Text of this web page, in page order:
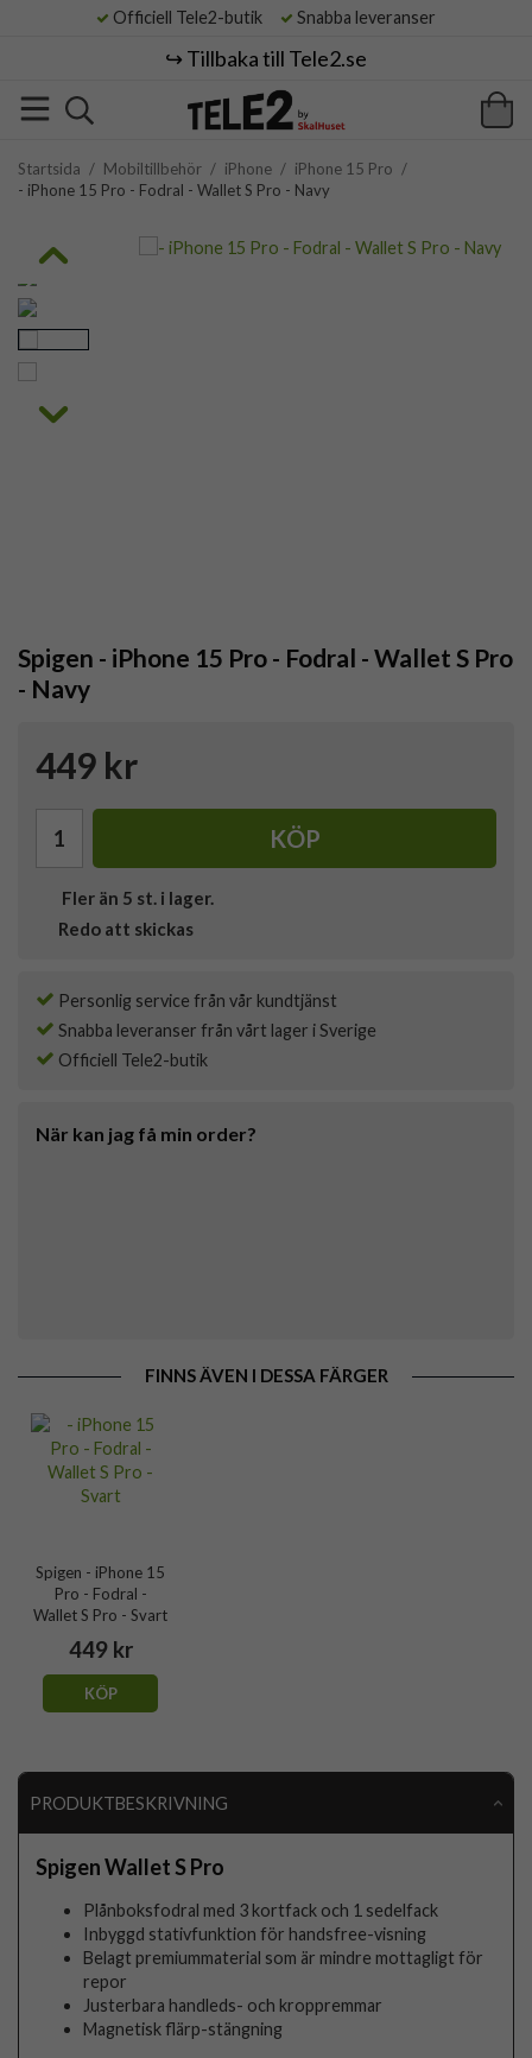
Officiell Tele2-butik Snabba leveranser
↪️ Tillbaka till Tele2.se
Startsida / Mobiltillbehör / iPhone / iPhone 15 Pro /
- iPhone 15 Pro - Fodral - Wallet S Pro - Navy
Spigen - iPhone 15 Pro - Fodral - Wallet S Pro
- Navy
449 kr
KÖP
Fler än 5 st. i lager.
Redo att skickas
Personlig service från vår kundtjänst
Snabba leveranser från vårt lager i Sverige
Officiell Tele2-butik
När kan jag få min order?
FINNS ÄVEN I DESSA FÄRGER
Spigen - iPhone 15
Pro - Fodral -
Wallet S Pro - Svart
449 kr
KÖP
PRODUKTBESKRIVNING
Spigen Wallet S Pro
Plånboksfodral med 3 kortfack och 1 sedelfack
Inbyggd stativfunktion för handsfree-visning
Belagt premiummaterial som är mindre mottagligt för
repor
Justerbara handleds- och kroppremmar
Magnetisk flärp-stängning